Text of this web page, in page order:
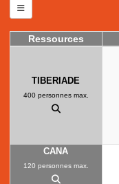
Ressources
TIBERIADE
400 personnes max.
CANA
120 personnes max.